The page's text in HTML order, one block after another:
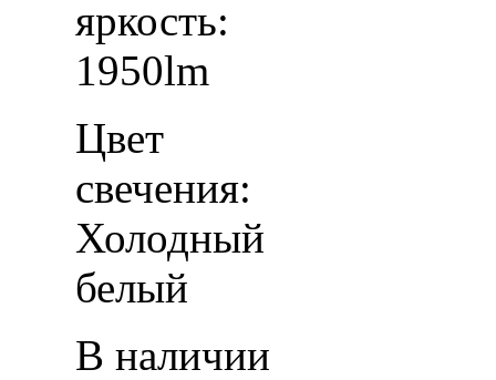
яркость:
1950lm
Цвет
свечения:
Холодный
белый
В наличии